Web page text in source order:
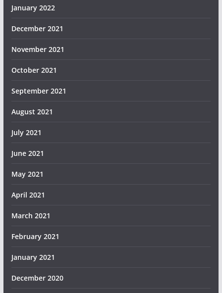
January 2022
December 2021
November 2021
October 2021
September 2021
August 2021
July 2021
June 2021
May 2021
April 2021
March 2021
February 2021
January 2021
December 2020